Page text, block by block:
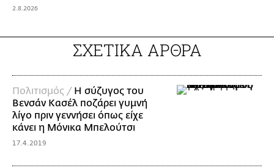
2.8.2026
ΣΧΕΤΙΚΑ ΑΡΘΡΑ
Πολιτισμός / Η σύζυγος του
Βενσάν Κασέλ ποζάρει γυμνή
λίγο πριν γεννήσει όπως είχε
κάνει η Μόνικα Μπελούτσι
17.4.2019